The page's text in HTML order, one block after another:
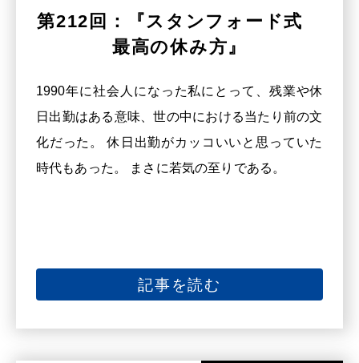
第212回：『スタンフォード式
最高の休み方』
1990年に社会人になった私にとって、残業や休
日出勤はある意味、世の中における当たり前の文
化だった。 休日出勤がカッコいいと思っていた
時代もあった。 まさに若気の至りである。
記事を読む